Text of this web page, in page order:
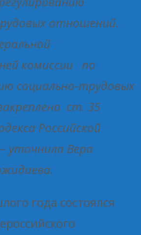
отношений.
комиссии по
социально-трудовых
ст. 35
Российской
уточнила Вера
года состоялся